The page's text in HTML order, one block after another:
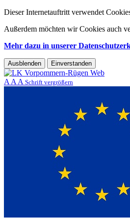
Dieser Internetauftritt verwendet
Außerdem möchten wir Cookies auch
Mehr dazu in unserer
Ausblenden Einverstanden
A A A Schrift vergrößern